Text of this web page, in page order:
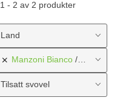
1 - 2 av 2 produkter
Land
Manzoni Bianco Druetype
Tilsatt svovel